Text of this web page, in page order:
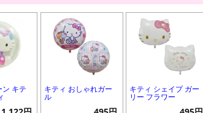
キテ キティ おしゃれガー
ル
キティ シェイプ ガー
リー フラワー